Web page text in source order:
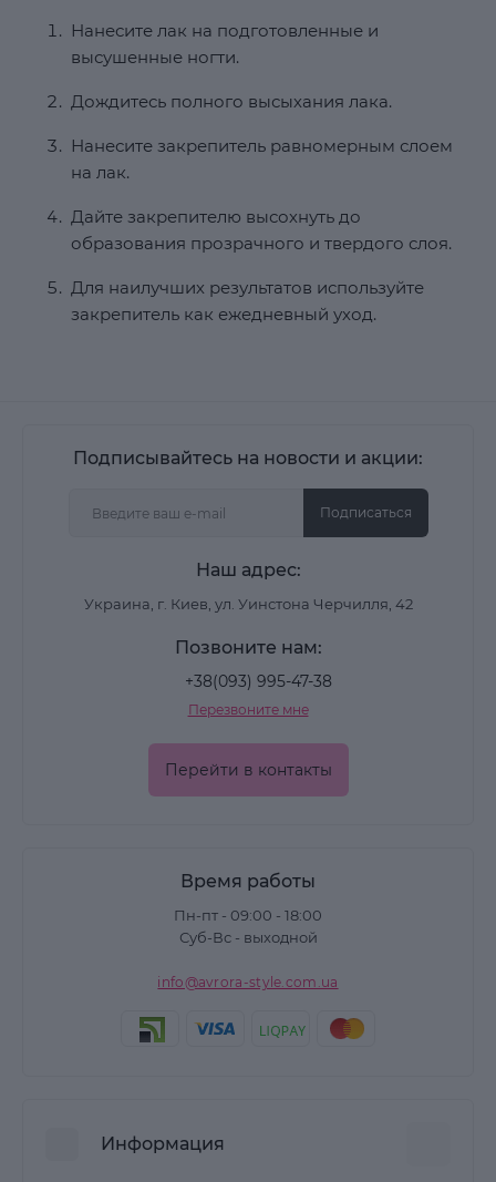
Нанесите лак на подготовленные и
высушенные ногти.
Дождитесь полного высыхания лака.
Нанесите закрепитель равномерным слоем
на лак.
Дайте закрепителю высохнуть до
образования прозрачного и твердого слоя.
Для наилучших результатов используйте
закрепитель как ежедневный уход.
Подписывайтесь на новости и акции:
Подписаться
Наш адрес:
Украина, г. Киев, ул. Уинстона Черчилля, 42
Позвоните нам:
+38(093) 995-47-38
Перезвоните мне
Перейти в контакты
Время работы
Пн-пт - 09:00 - 18:00
Суб-Вс - выходной
info@avrora-style.com.ua
Информация